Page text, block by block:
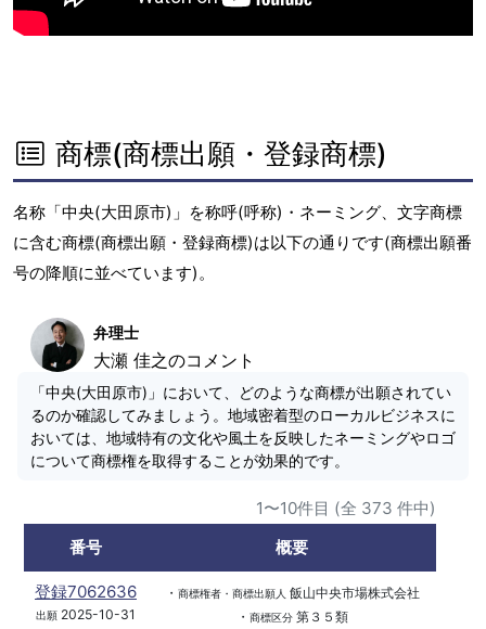
商標(商標出願・登録商標)
名称「中央(大田原市)」を称呼(呼称)・ネーミング、文字商標
に含む商標(商標出願・登録商標)は以下の通りです(商標出願番
号の降順に並べています)。
弁理士
大瀬 佳之のコメント
「中央(大田原市)」において、どのような商標が出願されてい
るのか確認してみましょう。地域密着型のローカルビジネスに
おいては、地域特有の文化や風土を反映したネーミングやロゴ
について商標権を取得することが効果的です。
1〜10件目 (全 373 件中)
番号
概要
登録7062636
出願 2025-10-31
・ 商標権者・商標出願人 飯山中央市場株式会社
・ 商標区分第３５類